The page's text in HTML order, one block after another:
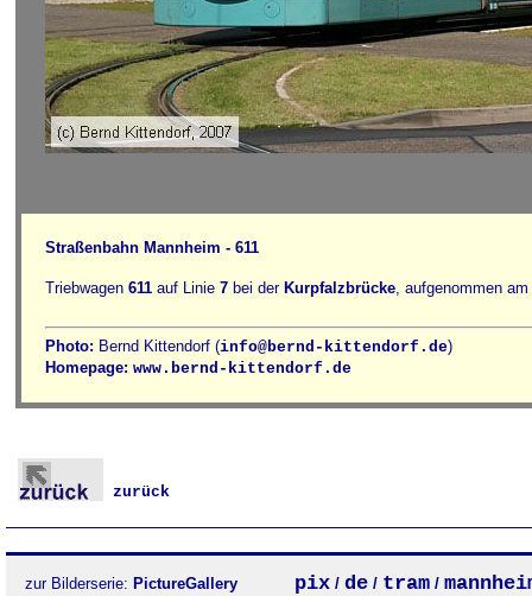
Straßenbahn Mannheim - 611
Triebwagen 611 auf Linie 7 bei der Kurpfalzbrücke, aufgenommen
Photo: Bernd Kittendorf (info@bernd-kittendorf.de)
Homepage: www.bernd-kittendorf.de
zurück
zur Bilderserie: PictureGallery pix / de / tram /